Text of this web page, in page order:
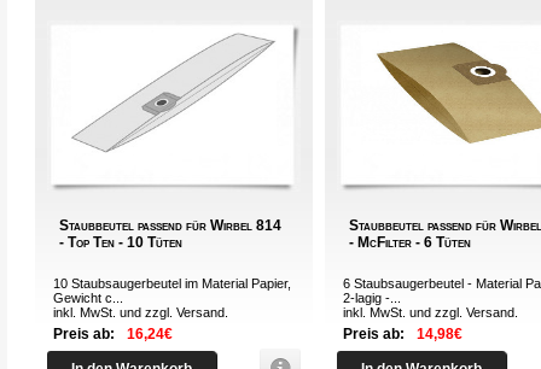
Staubbeutel passend für Wirbel 814
- Top Ten - 10 Tüten
10 Staubsaugerbeutel im Material Papier,
Gewicht c...
inkl. MwSt. und zzgl.Versand
Preis ab: 16,24€
Staubbeutel passend für
- McFilter - 6 Tüten
6 Staubsaugerbeutel - Material
2-lagig -...
inkl. MwSt. und zzgl.Versand
Preis ab: 14,98€